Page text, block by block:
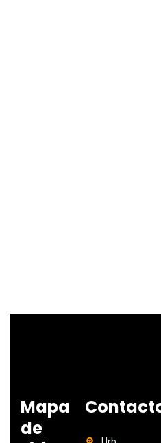
Mapa
de